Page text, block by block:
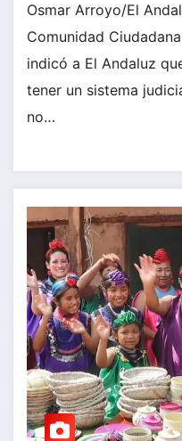
Osmar Arroyo/El
Comunidad
indicó a El Andaluz
tener un sistema
no…